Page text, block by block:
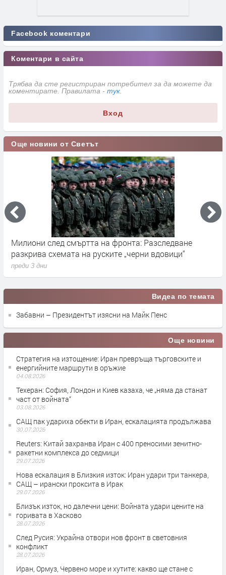
Facebook коментари
Коментари в сайта
Трябва да сте регистриран потребител за да можете да
коментирате. Правилата - тук
Вход
Още новини от Светът
Милиони след смъртта на фронта: Разследване
разкрива схемата на руските „черни вдовици“
преди 3 дни
Видеа по темата
Забавни – Президентът изясни на Майк Пенс
Още новини
Стратегия на изтощение: Иран превръща търговските и
енергийните маршрути в оръжие
04.08.2026
Teхеран: София, Лондон и Киев казаха, че „няма да станат
част от войната“
03.08.2026
САЩ пак удариха обекти в Иран, ескалацията продължава
30.07.2026
Reuters: Китай захранва Иран с 400 преносими зенитно-
ракетни комплекса до седмици
29.07.2026
Нова ескалация в Близкия изток: Иран удари три танкера,
САЩ – ирански проксита в Ирак
29.07.2026
Близък изток, но далечни цени: Войната удари цените на
горивата в Хасково
28.07.2026
След Русия: Украйна отвори нов фронт в световния
конфликт
28.07.2026
Иран, Ормуз, Червено море и хутите: какво ще стане с